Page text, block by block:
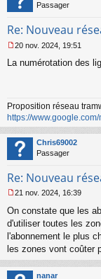
Passager
Re: Nouveau
e
g
e
n
o
n
l
20 nov. 2024, 19:51
La numérotation des
Proposition réseau
https://
Chris69002
Passager
Re: Nouveau
e
s
s
g
n
21 nov. 2024, 16:39
On constate que les
d'utiliser toutes les
l'abonnement le plus
les zones vont coûter
nanar